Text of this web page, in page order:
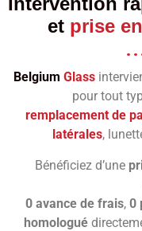
et prise
Belgium Glass
pour tout
remplacement de
latérales,
Bénéficiez d’une
0 avance de frais, 0
homologué